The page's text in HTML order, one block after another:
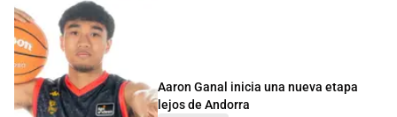
Aaron Ganal inicia una nueva etapa
lejos de Andorra